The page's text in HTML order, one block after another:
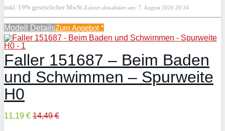
inkl. 19% gesetzlicher MwSt.Zuletzt aktualisiert am: 7. August 2026 20:34
Modell DetailsZum Angebot *
Faller 151687 – Beim Baden
und Schwimmen – Spurweite
H0
11,19 € 14,49 €